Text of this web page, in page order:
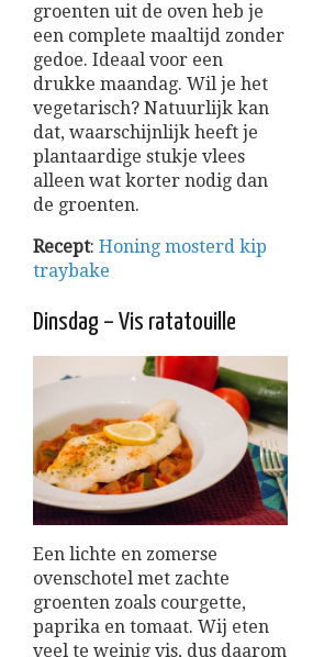
groenten uit de oven heb je
een complete maaltijd zonder
gedoe. Ideaal voor een
drukke maandag. Wil je het
vegetarisch? Natuurlijk kan
dat, waarschijnlijk heeft je
plantaardige stukje vlees
alleen wat korter nodig dan
de groenten.
Recept: Honing mosterd kip
traybake
Dinsdag – Vis ratatouille
Een lichte en zomerse
ovenschotel met zachte
groenten zoals courgette,
paprika en tomaat. Wij eten
veel te weinig vis, dus daarom